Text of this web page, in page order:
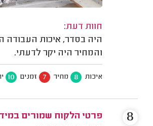
חוות דעת:
היה בסדר, איכות העבודה
והמחיר היה יקר לדעתי.
איכות 8 מחיר 7 זמנים 10
פרטי הלקוח שמורים
8